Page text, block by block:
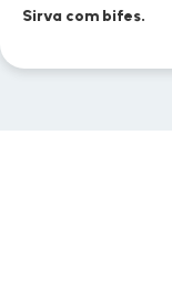
Sirva com bifes.